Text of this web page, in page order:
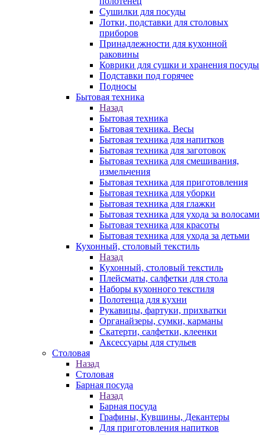
Сушилки для посуды
Лотки, подставки для столовых
приборов
Принадлежности для кухонной
раковины
Коврики для сушки и хранения посуды
Подставки под горячее
Подносы
Бытовая техника
Назад
Бытовая техника
Бытовая техника. Весы
Бытовая техника для напитков
Бытовая техника для заготовок
Бытовая техника для смешивания,
измельчения
Бытовая техника для приготовления
Бытовая техника для уборки
Бытовая техника для глажки
Бытовая техника для ухода за волосами
Бытовая техника для красоты
Бытовая техника для ухода за детьми
Кухонный, столовый текстиль
Назад
Кухонный, столовый текстиль
Плейсматы, салфетки для стола
Наборы кухонного текстиля
Полотенца для кухни
Рукавицы, фартуки, прихватки
Органайзеры, сумки, карманы
Скатерти, салфетки, клеенки
Аксессуары для стульев
Столовая
Назад
Столовая
Барная посуда
Назад
Барная посуда
Графины, Кувшины, Декантеры
Для приготовления напитков